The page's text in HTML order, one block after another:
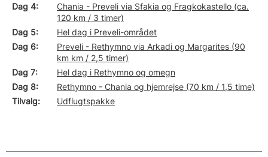
Dag 4
Chania - Preveli via Sfakia og Fragkokastello (ca.
120 km / 3 timer)
Dag 5
Hel dag i Preveli-området
Dag 6
Preveli - Rethymno via Arkadi og Margarites (90
km km / 2,5 timer)
Dag 7
Hel dag i Rethymno og omegn
Dag 8
Rethymno - Chania og hjemrejse (70 km / 1,5 time)
Tilvalg
Udflugtspakke